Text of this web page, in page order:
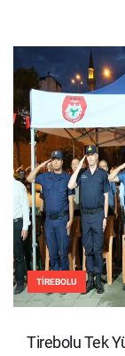
TIREBOLU
Tirebolu Tek